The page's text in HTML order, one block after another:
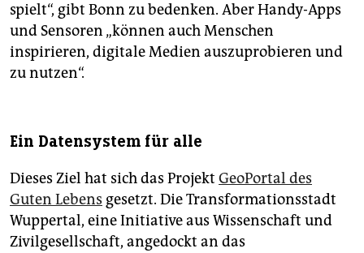
spielt“, gibt Bonn zu bedenken. Aber Handy-Apps
und Sensoren „können auch Menschen
inspirieren, digitale Medien auszuprobieren und
zu nutzen“.
Ein Datensystem für alle
Dieses Ziel hat sich das Projekt GeoPortal des
Guten Lebens gesetzt. Die Transformationsstadt
Wuppertal, eine Initiative aus Wissenschaft und
Zivilgesellschaft, angedockt an das